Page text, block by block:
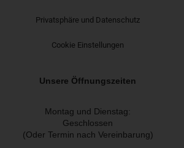
Privatsphäre und Datenschutz
Cookie Einstellungen
Unsere Öffnungszeiten
Montag und Dienstag:
Geschlossen
(Oder Termin nach Vereinbarung)